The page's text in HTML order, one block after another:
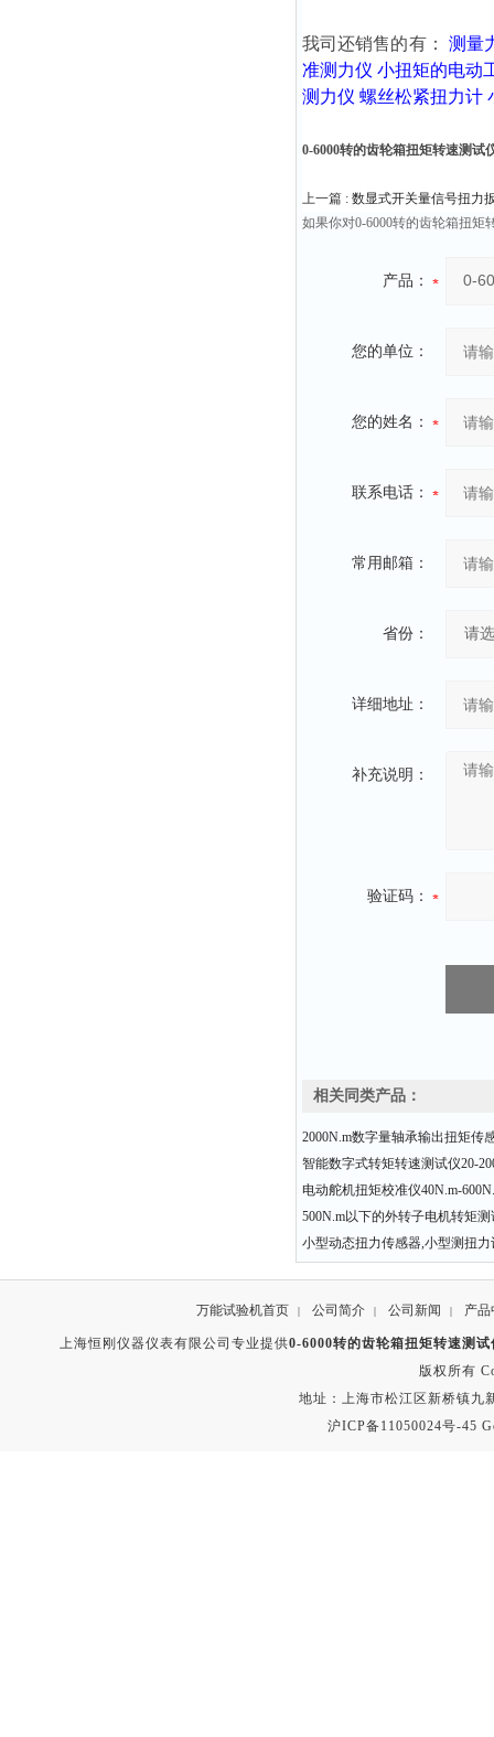
我司还销售的有： 测量
准测力仪 小扭矩的电动
测力仪 螺丝松紧扭力计
0-6000转的齿轮箱扭矩转速测试
上一篇 : 数显式开关量信号扭力
如果你对0-6000转的齿轮箱扭
产品：
您的单位：
您的姓名：
联系电话：
常用邮箱：
省份：
详细地址：
补充说明：
验证码：
相关同类产品：
2000N.m数字量轴承输出扭矩传
智能数字式转矩转速测试仪20-
电动舵机扭矩校准仪40N.m-
500N.m以下的外转子电机转矩
小型动态扭力传感器,小型测扭力
万能试验机首页 | 公司简介 | 公司新闻 | 产品
上海恒刚仪器仪表有限公司专业提供0-6000转的齿轮箱扭矩转速测
版权所有
地址：上海市松江区新桥镇九
沪ICP备11050024号-45